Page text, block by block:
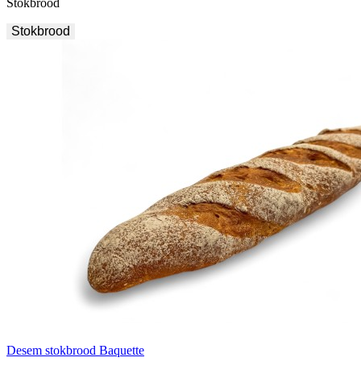
Stokbrood
Desem stokbrood Baquette